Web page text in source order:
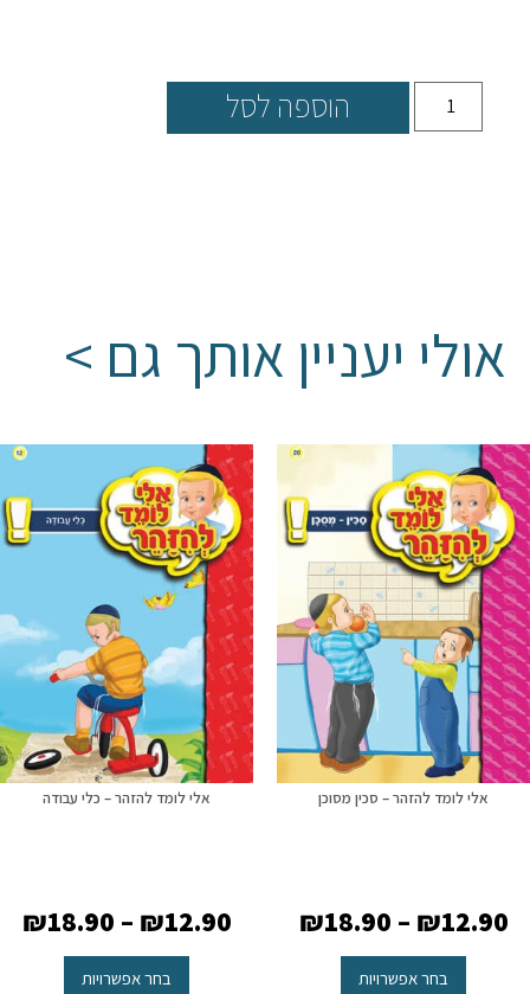
הוספה לסל
אולי יעניין אותך גם >
אלי לומד להזהר – סכין מסוכן
₪12.90
–
₪18.90
בחר אפשרויות
אלי לומד להזהר – כלי עבודה
₪12.90
–
₪18.90
בחר אפשרויות